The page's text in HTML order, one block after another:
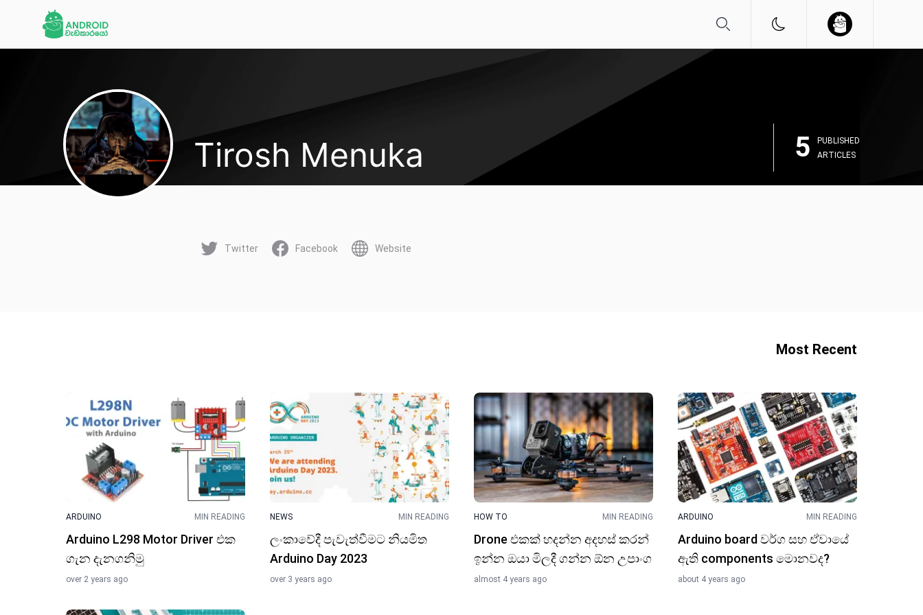
Tirosh Menuka 5
PUBLISHED
ARTICLES
Twitter Facebook Website
Most Recent
ARDUINO MIN READING
Arduino L298 Motor Driver එක
ගැන දැනගනිමු
over 2 years ago
NEWS MIN READING
ලංකාවේදී පැවැත්වීමට නියමිත
Arduino Day 2023
over 3 years ago
HOW TO MIN READING
Drone එකක් හදන්න අදහස් කරන්
ඉන්න ඔයා මිලදී ගන්​න ඕන උපාංග
almost 4 years ago
ARDUINO MIN READING
Arduino board වර්ග සහ ඒවායේ
ඇ​ති components මොනවද?
about 4 years ago